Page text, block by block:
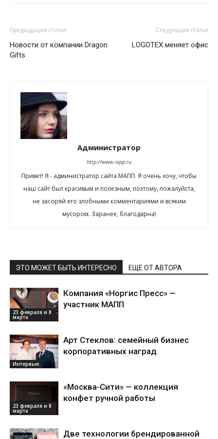
Предыдущая статья
Новости от компании Dragon
Gifts
Следующая статья
LOGOTEX меняет офис
Администратор
http://www.iapp.ru
Привет! Я - администратор сайта МАПП. Я очень хочу, чтобы
наш сайт был красивым и полезным, поэтому, пожалуйста,
не засоряй его злобными комментариями и всяким
мусором. Заранее, благодарна!
ЭТО МОЖЕТ БЫТЬ ИНТЕРЕСНО ЕЩЕ ОТ АВТОРА
23 февраля и 8
марта
Компания «Норгис Пресс» —
участник МАПП
Интервью
Арт Стеклов: семейный бизнес
корпоративных наград
23 февраля и 8
марта
«Москва-Сити» — коллекция
конфет ручной работы
Две технологии брендированной